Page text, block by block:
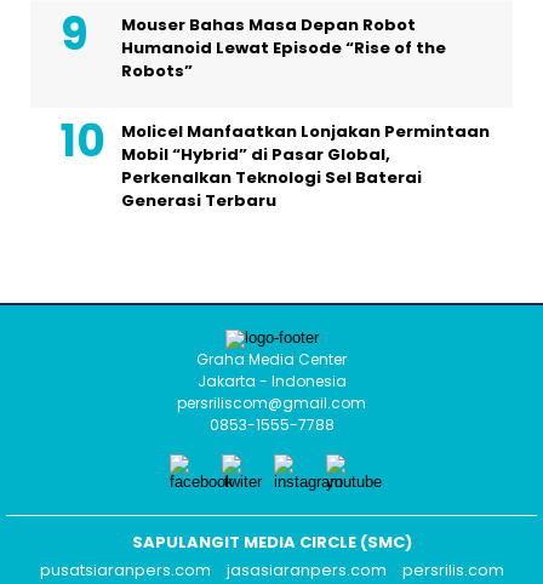
Mouser Bahas Masa Depan Robot
Humanoid Lewat Episode “Rise of the
Robots”
Molicel Manfaatkan Lonjakan Permintaan
Mobil “Hybrid” di Pasar Global,
Perkenalkan Teknologi Sel Baterai
Generasi Terbaru
Graha Media Center
Jakarta - Indonesia
persriliscom@gmail.com
0853-1555-7788
SAPULANGIT MEDIA CIRCLE (SMC)
pusatsiaranpers.com
jasasiaranpers.com
persrilis.com